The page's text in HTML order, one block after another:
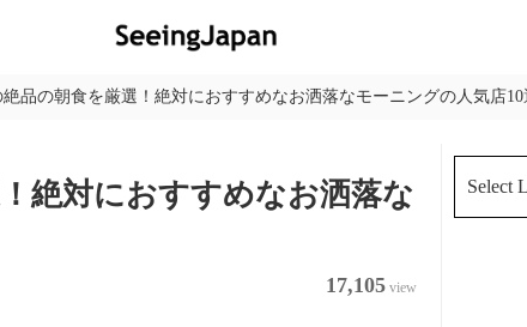
絶品の朝食を厳選！絶対におすすめなお洒落なモーニングの人気店10
絶対におすすめなお洒落な
17,105 view
Select